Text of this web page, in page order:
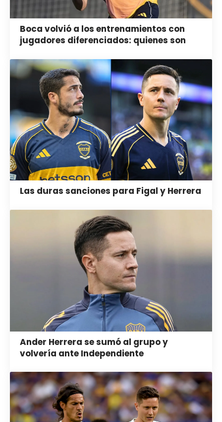
Boca volvió a los entrenamientos con
jugadores diferenciados: quienes son
Las duras sanciones para Figal y Herrera
Ander Herrera se sumó al grupo y
volvería ante Independiente